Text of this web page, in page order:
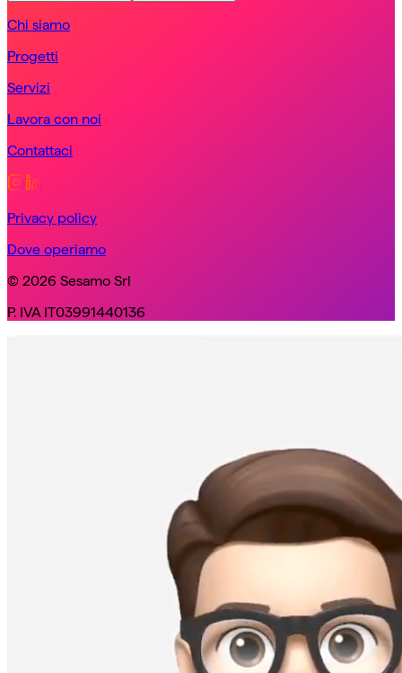
Chi siamo
Progetti
Servizi
Lavora con noi
Contattaci
Privacy policy
Dove operiamo
© 2026 Sesamo Srl
P. IVA IT03991440136